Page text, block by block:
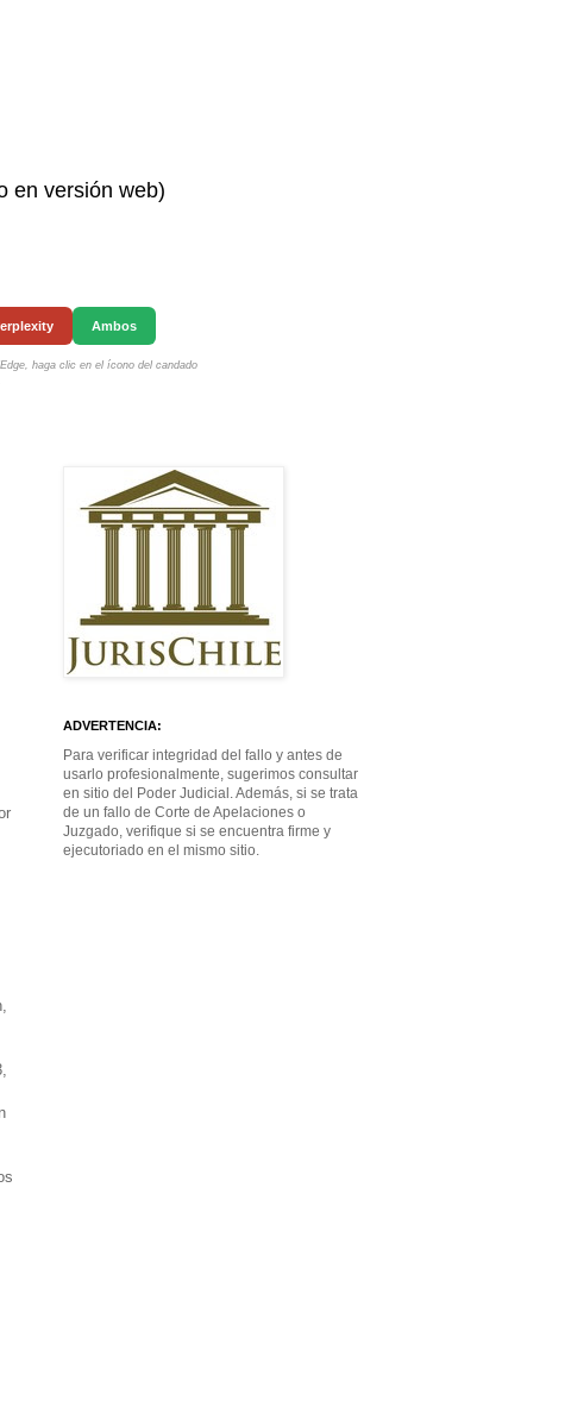
en versión web)
Ambos
haga clic en el ícono del candado
ADVERTENCIA:
Para verificar integridad del fallo y antes de
usarlo profesionalmente, sugerimos consultar
en sitio del Poder Judicial. Además, si se trata
de un fallo de Corte de Apelaciones o
Juzgado, verifique si se encuentra firme y
ejecutoriado en el mismo sitio.